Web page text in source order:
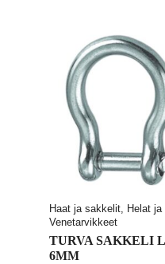
Haat ja sakkelit, Helat
Venetarvikkeet
TURVA SAKKELI
6MM